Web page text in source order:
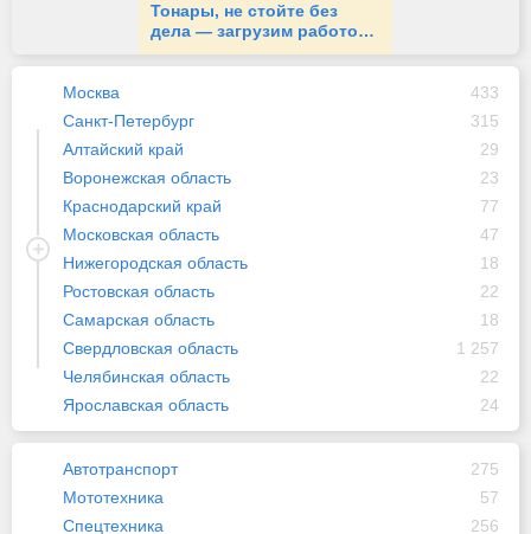
Тонары, не стойте без
дела — загрузим работой
24/7
Москва
433
Санкт-Петербург
315
Алтайский край
29
Воронежская область
23
Краснодарский край
77
Московская область
47
Нижегородская область
18
Ростовская область
22
Самарская область
18
Свердловская область
1 257
Челябинская область
22
Ярославская область
24
Автотранспорт
275
Мототехника
57
Спецтехника
256